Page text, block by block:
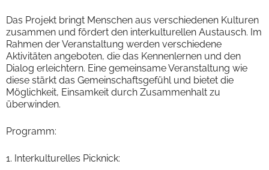
Das Projekt bringt Menschen aus verschiedenen Kulturen
zusammen und fördert den interkulturellen Austausch. Im
Rahmen der Veranstaltung werden verschiedene
Aktivitäten angeboten, die das Kennenlernen und den
Dialog erleichtern. Eine gemeinsame Veranstaltung wie
diese stärkt das Gemeinschaftsgefühl und bietet die
Möglichkeit, Einsamkeit durch Zusammenhalt zu
überwinden.
Programm:
Interkulturelles Picknick: